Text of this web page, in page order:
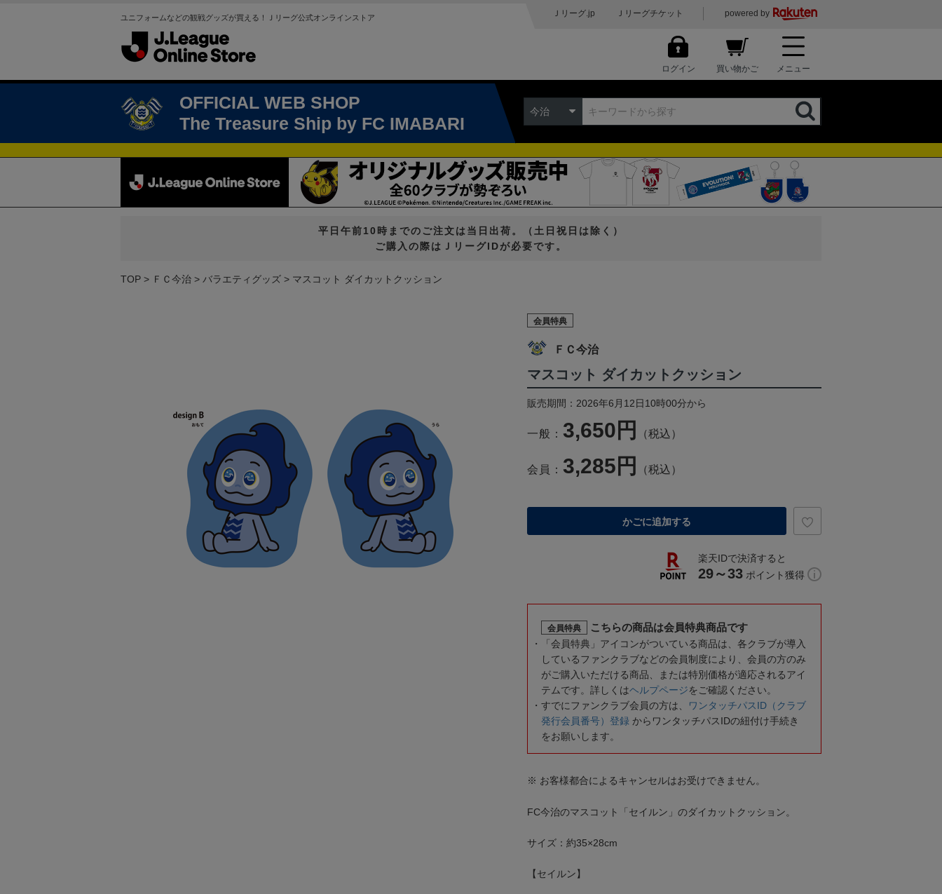
ユニフォームなどの観戦グッズが買える！Ｊリーグ公式オンラインストア Ｊリーグ.jp Ｊリーグチケット powered by
ログイン 買い物かご メニュー
OFFICIAL WEB SHOP
The Treasure Ship by FC IMABARI
今治
平日午前10時までのご注文は当日出荷。（土日祝日は除く）
ご購入の際はＪリーグIDが必要です。
TOP ＦＣ今治 バラエティグッズ マスコット ダイカットクッション
会員特典
ＦＣ今治
マスコット ダイカットクッション
販売期間：2026年6月12日10時00分から
一般： 3,650円 （税込）
会員： 3,285円 （税込）
かごに追加する
楽天IDで決済すると
29～33 ポイント獲得
会員特典 こちらの商品は会員特典商品です
「会員特典」アイコンがついている商品は、各クラブが導入
しているファンクラブなどの会員制度により、会員の方のみ
がご購入いただける商品、または特別価格が適応されるアイ
テムです。詳しくはヘルプページをご確認ください。
すでにファンクラブ会員の方は、
ワンタッチパスID（クラブ
発行会員番号）登録 からワンタッチパスIDの紐付け手続き
をお願いします。
※ お客様都合によるキャンセルはお受けできません。
FC今治のマスコット「セイルン」のダイカットクッション。
サイズ：約35×28cm
【セイルン】